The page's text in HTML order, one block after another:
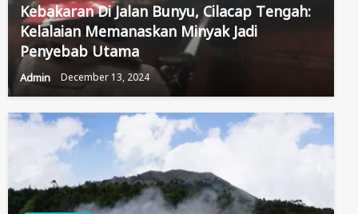
Kebakaran Di Jalan Bunyu, Cilacap Tengah:
Kelalaian Memanaskan Minyak Jadi
Penyebab Utama
Admin December 13, 2024